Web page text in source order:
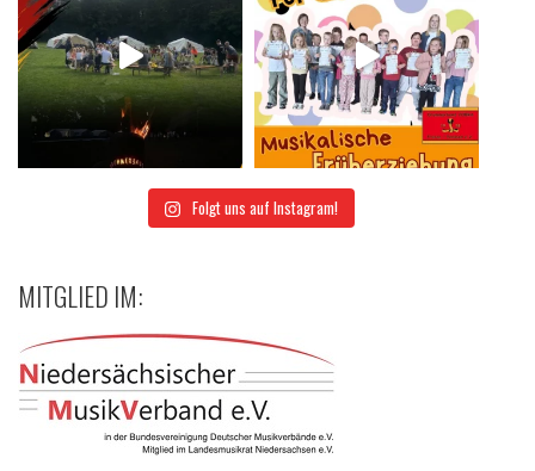
Folgt uns auf Instagram!
MITGLIED IM: